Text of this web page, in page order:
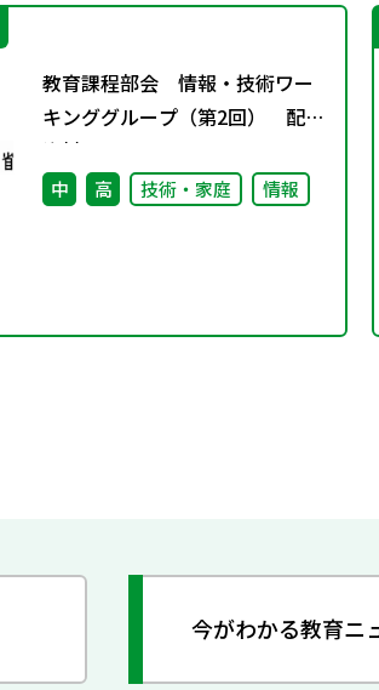
教育課程部会 情報・技術ワー
キンググループ（第2回） 配付
資料
中 高 技術・家庭 情報
今がわかる教育ニ